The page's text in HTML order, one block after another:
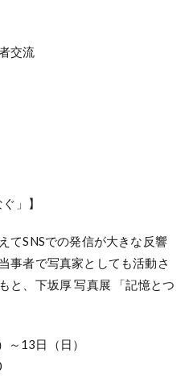
交流
」】
てSNSでの発信が大きな反響
事者で写真家としても活動さ
と、下坂厚 写真展 「記憶とつ
13日（日）